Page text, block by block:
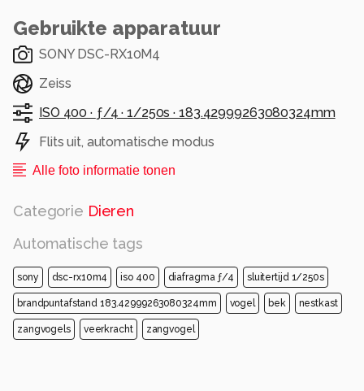
Gebruikte apparatuur
SONY DSC-RX10M4
Zeiss
ISO 400 · ƒ/4 ·1/250s ·183.42999263080324mm
Flits uit, automatische modus
Alle foto informatie tonen
Categorie Dieren
Automatische tags
sony dsc-rx10m4 iso 400 diafragma ƒ/4 sluitertijd 1/250s
brandpuntafstand 183.42999263080324mm vogel bek nestkast
zangvogels veerkracht zangvogel